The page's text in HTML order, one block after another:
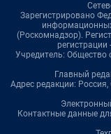
Зарегистрировано
(Роскомнадзор).
Учредитель: Общество
Главный
Адрес редакции:
Контактные данные